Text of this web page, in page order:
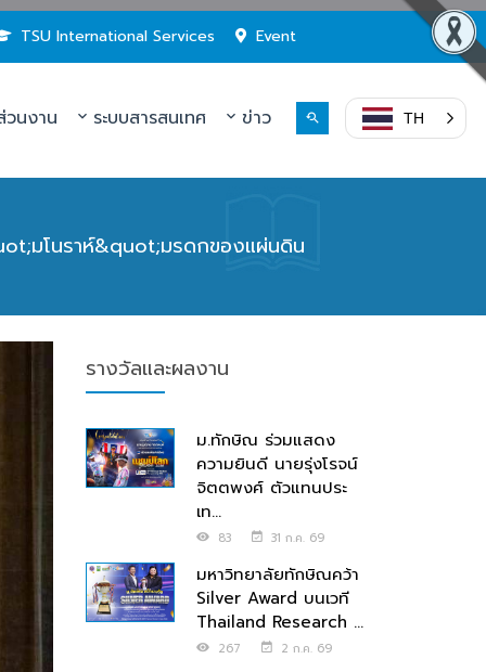
TSU International Services Event
นงาน ระบบสารสนเทศ ข่าว TH
มโนราห์&quot;มรดกของแผ่นดิน
รางวัลและผลงาน
ม.ทักษิณ ร่วมแสดง
ความยินดี นายรุ่งโรจน์
จิตตพงศ์ ตัวแทนประ
เท...
83 31 ก.ค. 69
มหาวิทยาลัยทักษิณคว้า
Silver Award บนเวที
Thailand Research ...
267 2 ก.ค. 69